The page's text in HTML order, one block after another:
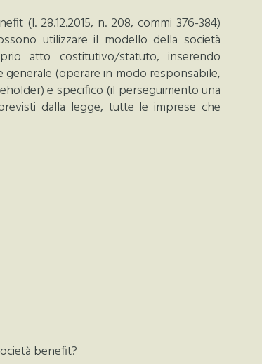
(l. 28.12.2015, n. 208, commi 376-384)
utilizzare il modello della società
atto costitutivo/statuto, inserendo
(operare in modo responsabile,
e specifico (il perseguimento una
dalla legge, tutte le imprese che
benefit?